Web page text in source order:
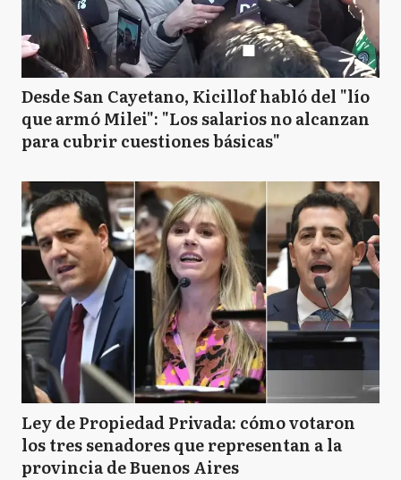
Desde San Cayetano, Kicillof habló del "lío
que armó Milei": "Los salarios no alcanzan
para cubrir cuestiones básicas"
Ley de Propiedad Privada: cómo votaron
los tres senadores que representan a la
provincia de Buenos Aires